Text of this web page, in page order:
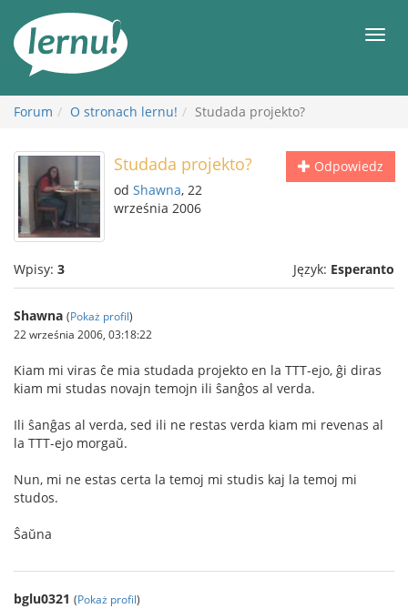
Forum O stronach lernu! Studada projekto?
Odpowiedz
Studada projekto?
od Shawna, 22
września 2006
Wpisy: 3 Język: Esperanto
Shawna (Pokaż profil)
22 września 2006, 03:18:22
Kiam mi viras ĉe mia studada projekto en la TTT-ejo, ĝi diras
kiam mi studas novajn temojn ili ŝanĝos al verda.
Ili ŝanĝas al verda, sed ili ne restas verda kiam mi revenas al
la TTT-ejo morgaŭ.
Nun, mi ne estas certa la temoj mi studis kaj la temoj mi
studos.
Ŝaŭna
bglu0321 (Pokaż profil)